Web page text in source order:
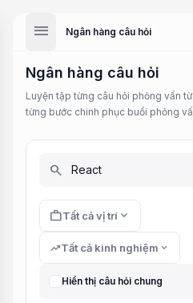
menu Ngân hàng câu hỏi
Ngân hàng câu hỏi
Luyện tập từng câu hỏi phỏng vấn
từng bước chinh phục buổi phỏng
search
workTất cả vị trí expand_more
trending_upTất cả kinh nghiệm expand_more
Hiển thị câu hỏi chung